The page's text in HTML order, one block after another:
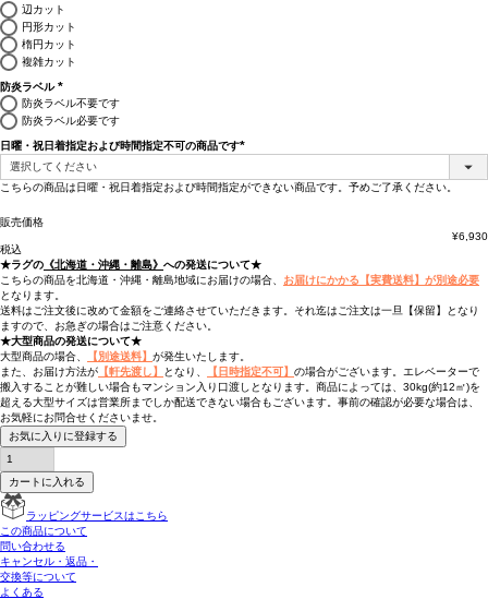
(必
須)
辺カット
円形カット
楕円カット
複雑カット
防炎ラベル
(必
須)
防炎ラベル不要です
防炎ラベル必要です
日曜・祝日着指定および時間指定不可の商品です
こちらの商品は日曜・祝日着指定および時間指定ができない商品です。予めご了承ください。
販売価格
¥6,930
税込
★ラグの 《北海道・沖縄・離島》 への発送について★
こちらの商品を北海道・沖縄・離島地域にお届けの場合、 お届けにかかる【実費送料】が別途必要
となります。
送料はご注文後に改めて金額をご連絡させていただきます。それ迄はご注文は一旦【保留】となり
ますので、お急ぎの場合はご注意ください。
★大型商品の発送について★
大型商品の場合、
【別途送料】 が発生いたします。
また、お届け方法が 【軒先渡し】 となり、 【日時指定不可】 の場合がございます。エレベーターで
搬入することが難しい場合もマンション入り口渡しとなります。商品によっては、30kg(約12㎡)を
超える大型サイズは営業所までしか配送できない場合もございます。事前の確認が必要な場合は、
お気軽にお問合せくださいませ。
お気に入りに登録する
カートに入れる
ラッピングサービスはこちら
この商品について
問い合わせる
キャンセル・返品・
交換等について
よくある